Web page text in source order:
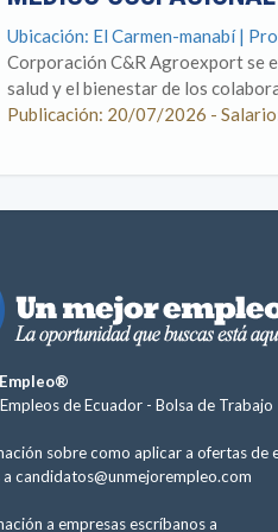
Ubicación: El Carmen-manabí |
Corporación C&R Agroexport se
salud y el bienestar de los
Publicación: 20/07/2026 -
de Ecuador - Bolsa de Trabajo
sobre como aplicar a ofertas de
candidatos@unmejorempleo.com
a empresas escríbanos a